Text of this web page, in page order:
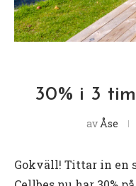
30% i 3
av Åse
Gokväll! Tittar in en